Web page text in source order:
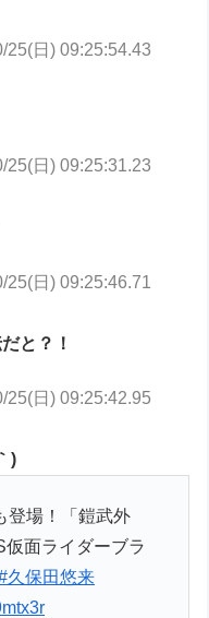
25(日) 09:25:54.43
25(日) 09:25:31.23
25(日) 09:25:46.71
と？！
25(日) 09:25:42.95
)
登場！「鎧武外
面ライダーブラ
久保田悠来